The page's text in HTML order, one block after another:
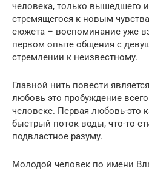
человека, только вышедшего
стремящегося к новым
сюжета – воспоминание уже
первом опыте общения с
стремлении к неизвестному.
Главной нить повести
любовь это пробуждение
человеке. Первая любовь-это
быстрый поток воды, что-то
подвластное разуму.
Молодой человек по имени